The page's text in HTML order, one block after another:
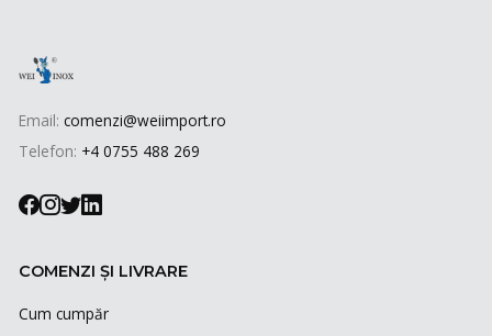
Email: comenzi@weiimport.ro
Telefon: +4 0755 488 269
COMENZI ȘI LIVRARE
Cum cumpăr